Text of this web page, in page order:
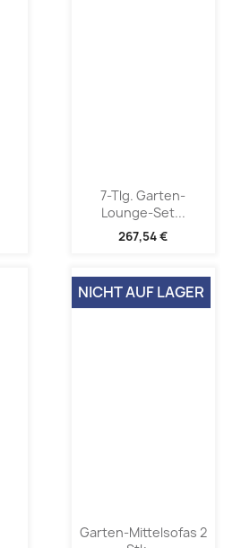
7-Tlg. Garten-
Lounge-Set...
267,54 €
Garten-Mittelsofas 2
NICHT AUF LAGER